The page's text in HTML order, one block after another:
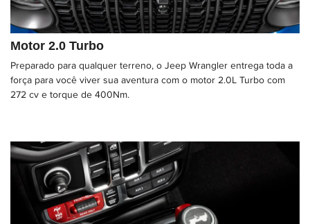
Motor 2.0 Turbo
Preparado para qualquer terreno, o Jeep Wrangler entrega toda a
força para você viver sua aventura com o motor 2.0L Turbo com
272 cv e torque de 400Nm.